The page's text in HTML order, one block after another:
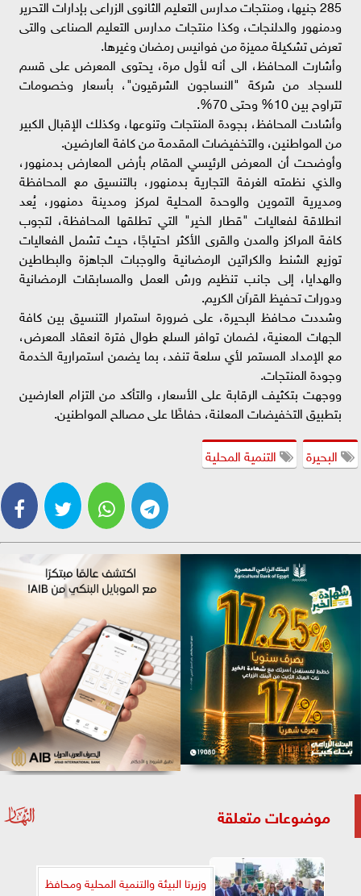
285 جنيها، ومنتجات مدارس التعليم الثانوى الزراعى بإدارات التحرير
ودمنهور والدلنجات، وكذا منتجات مدارس التعليم الصناعى والتى
تعرض تشكيلة مميزة من فوانيس رمضان وغيرها.
وأشارت المحافظ، الى أنه لأول مرة، يحتوى المعرض على قسم
للسجاد من شركة "النساجون الشرقيون"، بأسعار وخصومات
تتراوح بين 10% وحتى 70%.
وأشادت المحافظ، بجودة المنتجات وتنوعها، وكذلك الإقبال الكبير
من المواطنين، والتخفيضات المقدمة من كافة العارضين.
وأوضحت أن المعرض الرئيسي المقام بأرض المعارض بدمنهور،
والذي نظمته الغرفة التجارية بدمنهور، بالتنسيق مع المحافظة
ومديرية التموين والوحدة المحلية لمركز ومدينة دمنهور، يُعد
انطلاقة لفعاليات "قطار الخير" التي تطلقها المحافظة، لتجوب
كافة المراكز والمدن والقرى الأكثر احتياجًا، حيث تشمل الفعاليات
توزيع الشنط والكراتين الرمضانية والوجبات الجاهزة والبطاطين
والهدايا، إلى جانب تنظيم ورش العمل والمسابقات الرمضانية
ودورات تحفيظ القرآن الكريم.
وشددت محافظ البحيرة، على ضرورة استمرار التنسيق بين كافة
الجهات المعنية، لضمان توافر السلع طوال فترة انعقاد المعرض،
مع الإمداد المستمر لأي سلعة تنفد، بما يضمن استمرارية الخدمة
وجودة المنتجات.
ووجهت بتكثيف الرقابة على الأسعار، والتأكد من التزام العارضين
بتطبيق التخفيضات المعلنة، حفاظًا على مصالح المواطنين.
البحيرة
التنمية المحلية
موضوعات متعلقة
وزيرتا البيئة والتنمية المحلية ومحافظ